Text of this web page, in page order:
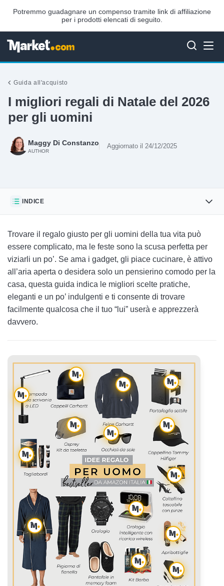
Potremmo guadagnare un compenso tramite link di affiliazione
per i prodotti elencati di seguito.
Guida all'acquisto
I migliori regali di Natale del 2026
per gli uomini
Maggy Di Constanzo
AUTHOR
Aggiornato il 24/12/2025
INDICE
Beard Kit for Men
Multitool Multi-purpose Knife Pliers
Magnetic Wooden Bottle Opener
Slim Men’s RFID Protected Leather Card Holder
LED Office Desk Lamp
Daylite Hanging Toiletry Kit Tan Concrete OS
Carhartt Loose Fit Quarter Zip Neck Sweatshirt
Amazon Essentials Lightweight Honeycomb Bathrobe
Carhartt Crewneck Sweatshirt
Vans Spicoli 4 Shades Sunglasses
JUOVI J2621 Portable Power Bank
Tommy Hilfiger Men’s Hat
Carhartt Knit Cuffed Beanie
Domande frequenti
Trovare il regalo giusto per gli uomini della tua vita può
essere complicato, ma le feste sono la scusa perfetta per
viziarli un po’. Se ama i gadget, gli piace cucinare, è attivo
all’aria aperta o desidera solo un pensierino comodo per la
casa, questa guida indica le migliori scelte pratiche,
eleganti e un po’ indulgenti e ti consente di trovare
facilmente qualcosa che il tuo “lui” userà e apprezzerà
davvero.